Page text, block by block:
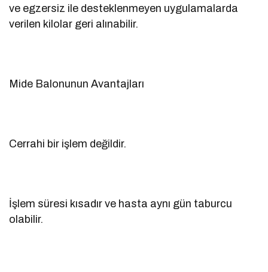
ve egzersiz ile desteklenmeyen uygulamalarda
verilen kilolar geri alınabilir.
Mide Balonunun Avantajları
Cerrahi bir işlem değildir.
İşlem süresi kısadır ve hasta aynı gün taburcu
olabilir.